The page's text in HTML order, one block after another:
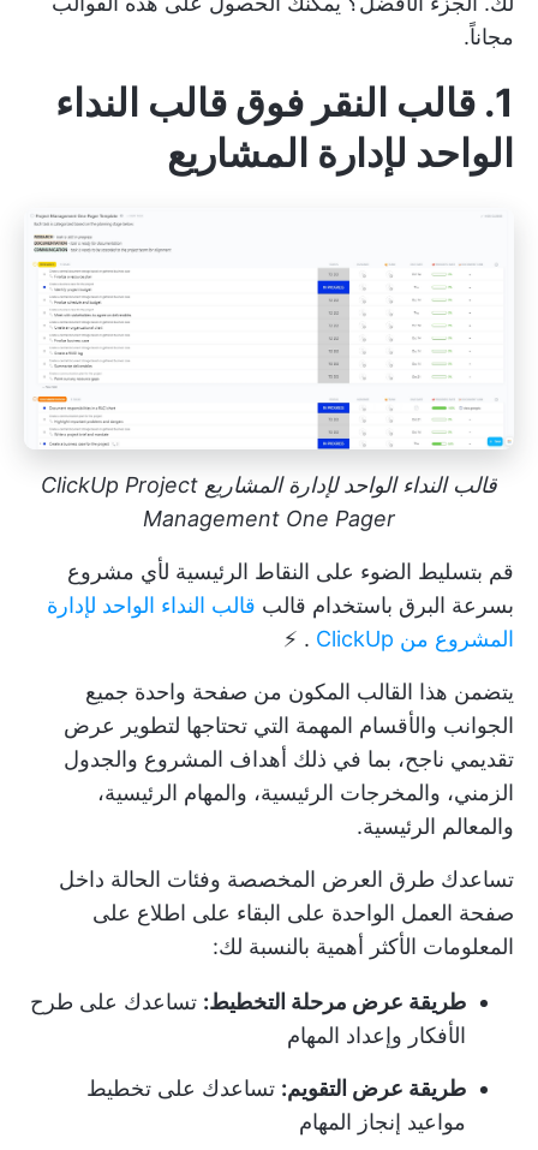
مجاناً.
1. قالب النقر فوق قالب النداء
الواحد لإدارة المشاريع
قالب النداء الواحد لإدارة المشاريع ClickUp Project
Management One Pager
قم بتسليط الضوء على النقاط الرئيسية لأي مشروع
بسرعة البرق باستخدام قالب قالب النداء الواحد لإدارة
المشروع من ClickUp
. ⚡
يتضمن هذا القالب المكون من صفحة واحدة جميع
الجوانب والأقسام المهمة التي تحتاجها لتطوير عرض
تقديمي ناجح، بما في ذلك أهداف المشروع والجدول
الزمني، والمخرجات الرئيسية، والمهام الرئيسية،
والمعالم الرئيسية.
تساعدك طرق العرض المخصصة وفئات الحالة داخل
صفحة العمل الواحدة على البقاء على اطلاع على
المعلومات الأكثر أهمية بالنسبة لك:
طريقة عرض مرحلة التخطيط: تساعدك على طرح
الأفكار وإعداد المهام
طريقة عرض التقويم: تساعدك على تخطيط
مواعيد إنجاز المهام